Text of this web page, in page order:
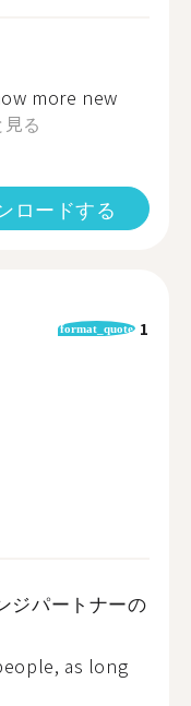
more new
見る
ロードする
format_quote 1
ジパートナーの
as long